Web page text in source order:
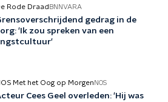
Rode Draad BNNVARA
gedrag in de
'Ik zou spreken van een
Met het Oog op Morgen NOS
Cees Geel overleden: 'Hij was